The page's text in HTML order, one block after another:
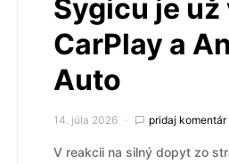
Sygicu je už
CarPlay a
Auto
14. júla 2026 pridaj komentár
V reakcii na silný dopyt zo